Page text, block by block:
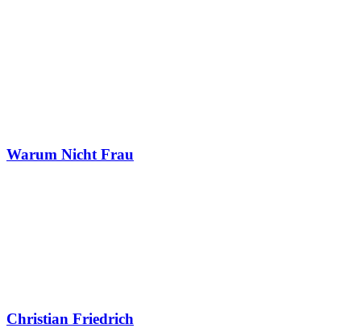
Warum Nicht Frau
Christian Friedrich